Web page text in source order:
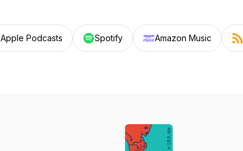
Apple Podcasts Spotify Amazon Music